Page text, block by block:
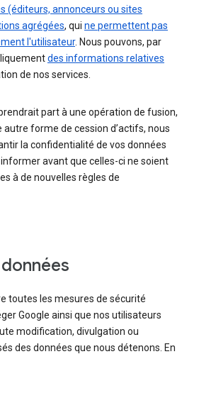
(éditeurs, annonceurs ou sites
agrégées, qui ne permettent pas
l'utilisateur. Nous pouvons, par
des informations relatives
de nos services.
part à une opération de fusion,
autre forme de cession d’actifs, nous
la confidentialité de vos données
avant que celles-ci ne soient
à de nouvelles règles de
toutes les mesures de sécurité
Google ainsi que nos utilisateurs
modification, divulgation ou
des données que nous détenons. En